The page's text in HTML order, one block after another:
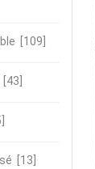
[109]
[43]
[13]